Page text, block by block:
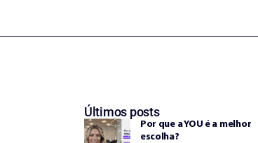
Últimos posts
Por que a YOU é a melhor
escolha?